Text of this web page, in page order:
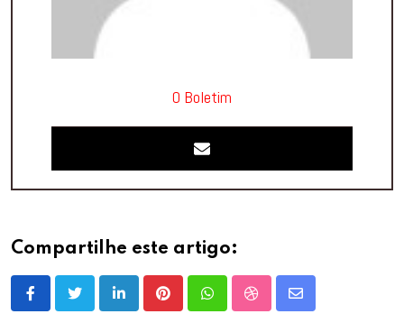
O Boletim
Compartilhe este artigo:
LinkedInPinterestWhatsappStumbleUpon
Share